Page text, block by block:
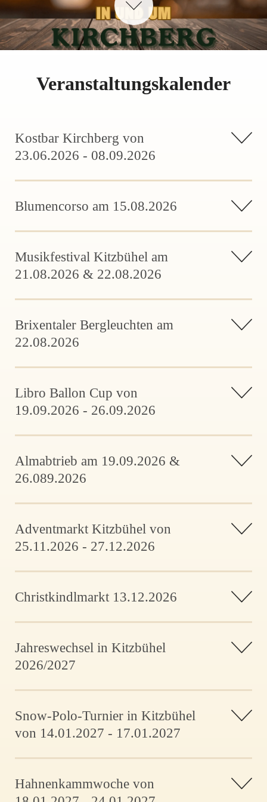
Veranstaltungskalender
Kostbar Kirchberg von
23.06.2026 - 08.09.2026
Blumencorso am 15.08.2026
Musikfestival Kitzbühel am
21.08.2026 & 22.08.2026
Brixentaler Bergleuchten am
22.08.2026
Libro Ballon Cup von
19.09.2026 - 26.09.2026
Almabtrieb am 19.09.2026 &
26.089.2026
Adventmarkt Kitzbühel von
25.11.2026 - 27.12.2026
Christkindlmarkt 13.12.2026
Jahreswechsel in Kitzbühel
2026/2027
Snow-Polo-Turnier in Kitzbühel
von 14.01.2027 - 17.01.2027
Hahnenkammwoche von